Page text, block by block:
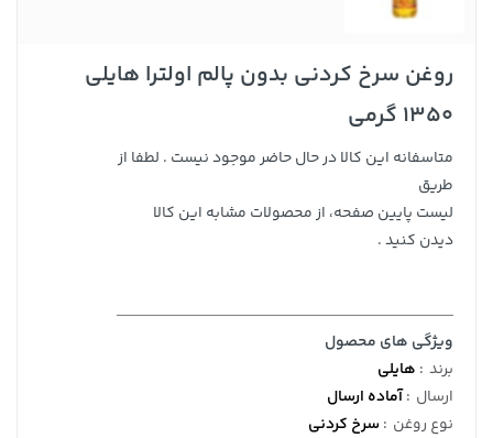
روغن سرخ کردنی بدون پالم اولترا هایلی
1350 گرمی
متاسفانه این کالا در حال حاضر موجود نیست . لطفا از
طریق
لیست پایین صفحه، از محصولات مشابه این کالا
دیدن کنید .
ویژگی های محصول
برند : هایلی
ارسال :آماده ارسال
نوع روغن :سرخ کردنی